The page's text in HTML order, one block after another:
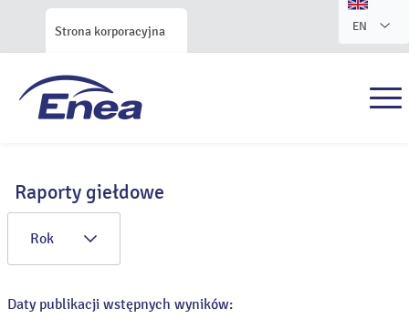
Strona korporacyjna EN
Raporty giełdowe
Rok
Daty publikacji wstępnych wyników: